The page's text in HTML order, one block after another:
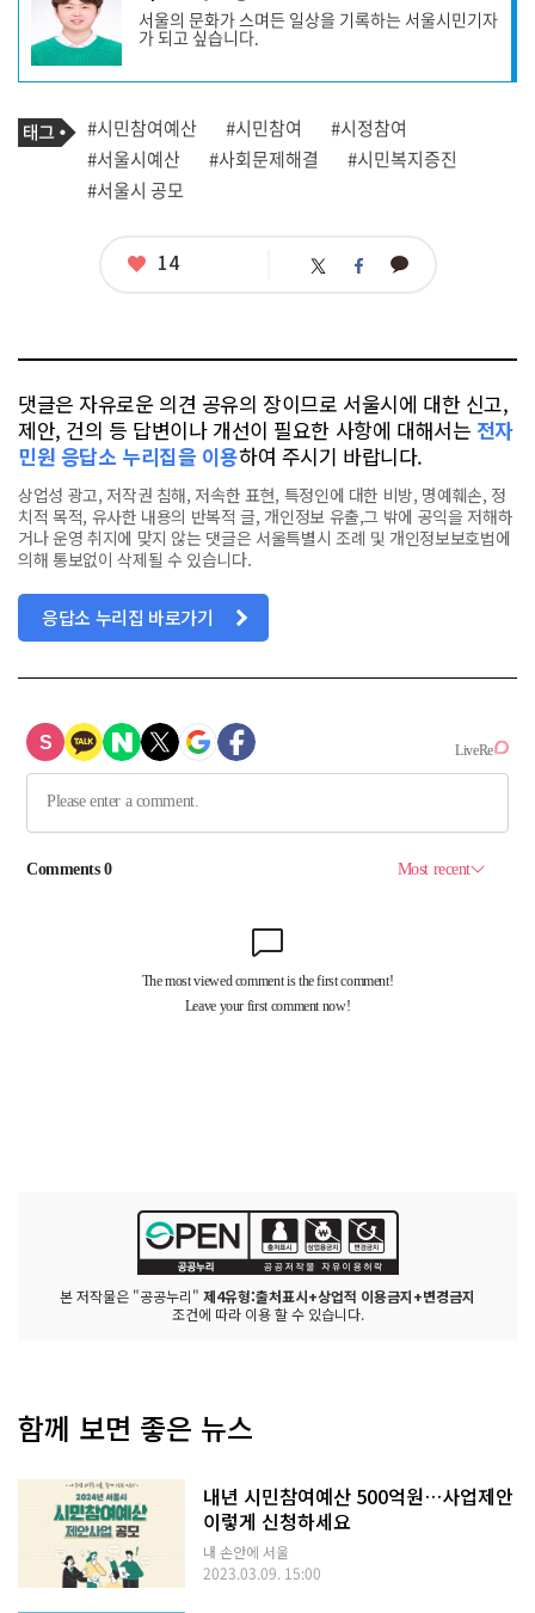
성
자
프
필
서울의 문화가 스며든 일상을 기록하는 서울시민기자
가 되고 싶습니다.
기
사
관
련
태
태
그
#시민참여예산 #시민참여
#시정참여
#서울시예산
#사회문제해결
#시민복지증진
#서울시 공모
좋
14 트 페 카
댓글은 자유로운 의견 공유의 장이므로 서울시에 대한 신고,
제안, 건의 등 답변이나 개선이 필요한 사항에 대해서는 전자
민원 응답소 누리집을 이용하여 주시기 바랍니다.
상업성 광고, 저작권 침해, 저속한 표현, 특정인에 대한 비방, 명예훼손, 정
치적 목적, 유사한 내용의 반복적 글, 개인정보 유출,그 밖에 공익을 저해하
거나 운영 취지에 맞지 않는 댓글은 서울특별시 조례 및 개인정보보호법에
의해 통보없이 삭제될 수 있습니다.
응답소 누리집 바로가기
본 저작물은 "공공누리" 제4유형:출처표시+상업적 이용금지+변경금지
조건에 따라 이용 할 수 있습니다.
함께 보면 좋은 뉴스
내년 시민참여예산 500억원…사업제안
이렇게 신청하세요
내 손안에 서울
2023.03.09. 15:00